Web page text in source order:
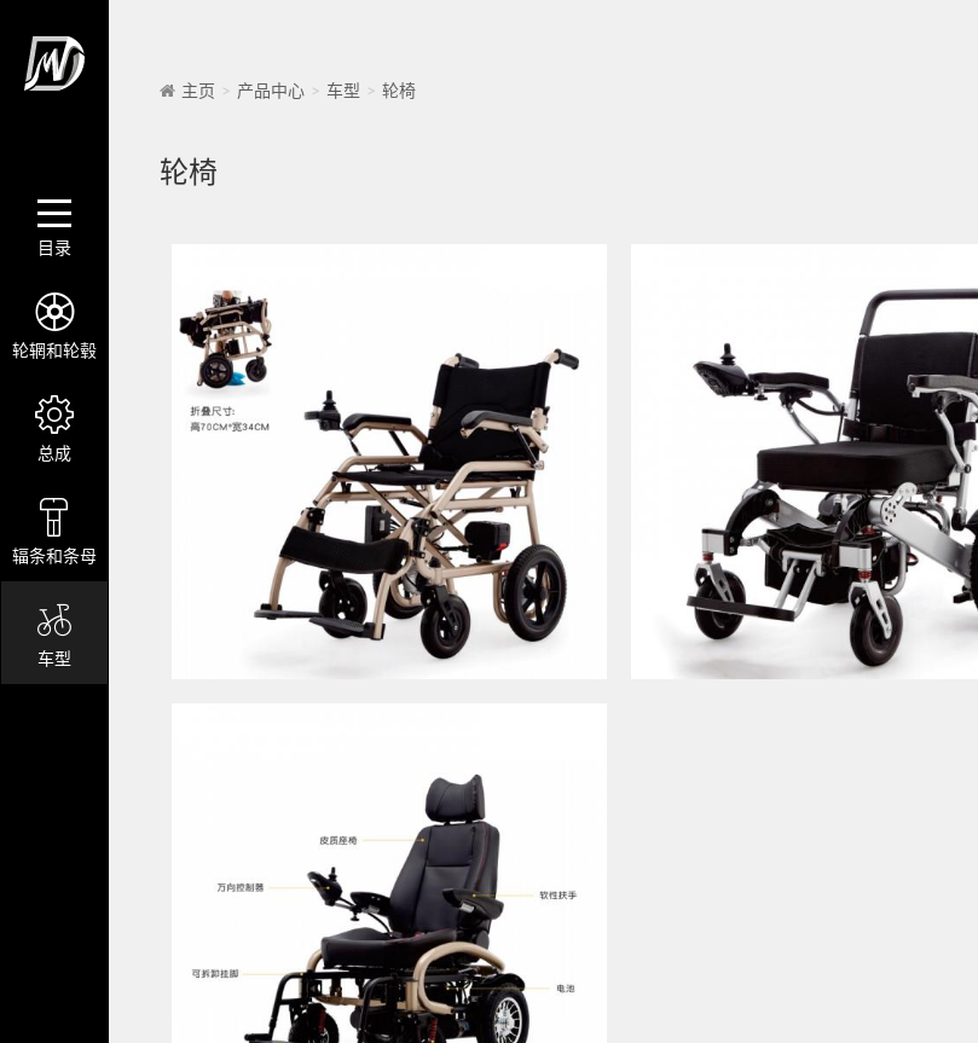
目录
轮辋和轮毂
总成
辐条和条母
车型
主页 产品中心 车型 轮椅
轮椅